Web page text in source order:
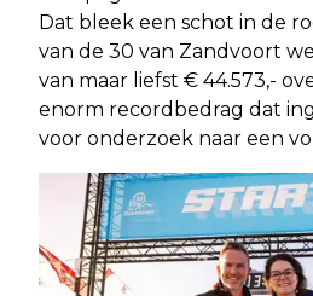
Dat bleek een schot in de
van de 30 van Zandvoort
van maar liefst € 44.573,-
enorm recordbedrag dat
voor onderzoek naar een